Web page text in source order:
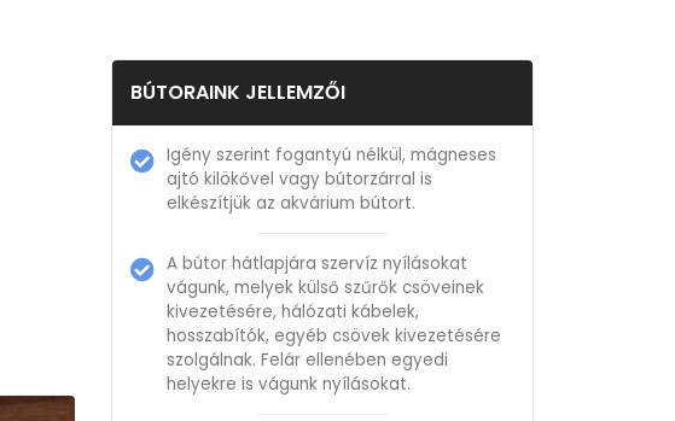
BÚTORAINK JELLEMZŐI
Igény szerint fogantyú nélkül, mágneses
ajtó kilökővel vagy bútorzárral is
elkészítjük az akvárium bútort.
A bútor hátlapjára szervíz nyílásokat
vágunk, melyek külső szűrők csöveinek
kivezetésére, hálózati kábelek,
hosszabítók, egyéb csövek kivezetésére
szolgálnak. Felár ellenében egyedi
helyekre is vágunk nyílásokat.